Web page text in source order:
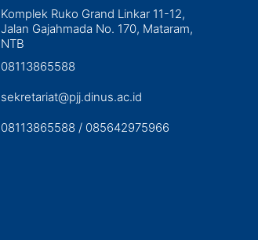
Komplek Ruko Grand Linkar 11-12,
Jalan Gajahmada No. 170, Mataram,
NTB
08113865588
sekretariat@pjj.dinus.ac.id
08113865588 / 085642975966